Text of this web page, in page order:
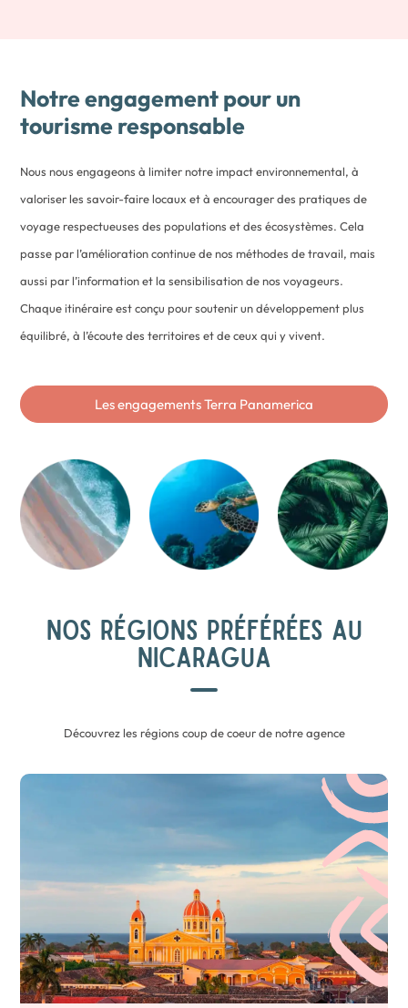
Notre engagement pour un
tourisme responsable
Nous nous engageons à limiter notre impact environnemental, à
valoriser les savoir-faire locaux et à encourager des pratiques de
voyage respectueuses des populations et des écosystèmes. Cela
passe par l’amélioration continue de nos méthodes de travail, mais
aussi par l’information et la sensibilisation de nos voyageurs.
Chaque itinéraire est conçu pour soutenir un développement plus
équilibré, à l’écoute des territoires et de ceux qui y vivent.
Les engagements Terra Panamerica
NOS RÉGIONS PRÉFÉRÉES AU
NICARAGUA
Découvrez les régions coup de coeur de notre agence